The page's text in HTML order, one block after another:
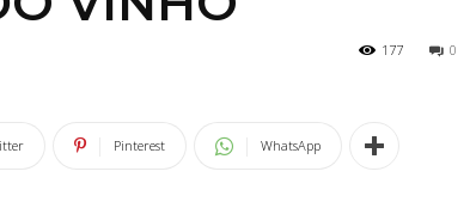
0
177
Pinterest WhatsApp